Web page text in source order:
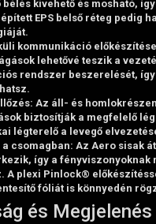
bélés kivehető és mosható,
EPS belső réteg pedig
kommunikáció előkészítése
lehetővé teszik a
rendszer beszerelését,
: Az áll- és
biztosítják a megfelelő
légterelő a levegő
csomagban: Az Aero sisak
így a fényviszonyoknak
A plexi Pinlock®
fóliát is könnyedén
és Megjelenés